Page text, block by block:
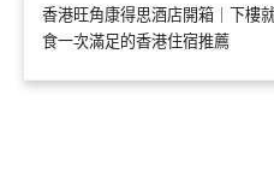
香港旺角康得思酒店開箱｜下樓
食一次滿足的香港住宿推薦